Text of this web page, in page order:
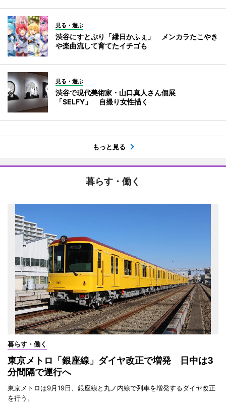
見る・遊ぶ
渋谷にすとぷり「縁日かふぇ」 メンカラたこやき
や楽曲流して育てたイチゴも
見る・遊ぶ
渋谷で現代美術家・山口真人さん個展
「SELFY」 自撮り女性描く
もっと見る
暮らす・働く
暮らす・働く
東京メトロ「銀座線」ダイヤ改正で増発 日中は3
分間隔で運行へ
東京メトロは9月19日、銀座線と丸ノ内線で列車を増発するダイヤ改正
を行う。